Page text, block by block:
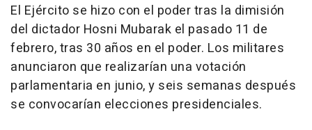
El Ejército se hizo con el poder tras la dimisión
del dictador Hosni Mubarak el pasado 11 de
febrero, tras 30 años en el poder. Los militares
anunciaron que realizarían una votación
parlamentaria en junio, y seis semanas después
se convocarían elecciones presidenciales.